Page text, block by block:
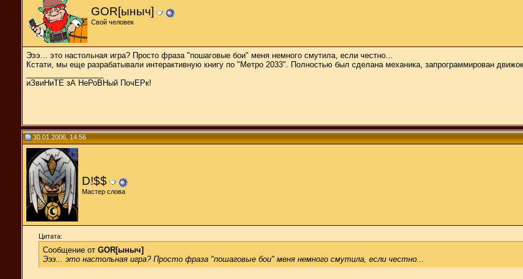
GOR[ыныч]
Свой человек
Эээ... это настольная игра? Просто фраза "пошаговые бои" меня немного смутила, если честно...
Кстати, мы еще разрабатывали интерактивную книгу по "Метро 2033". Полностью был сделана механика, запрограммирован
иЗвиНиТЕ зА НеРоВНый ПочЕРк!
30.01.2006, 14:56
D!$$
Мастер слова
Цитата:
Сообщение от GOR[ыныч]
Эээ... это настольная игра? Просто фраза "пошаговые бои" меня немного смутила, если честно...